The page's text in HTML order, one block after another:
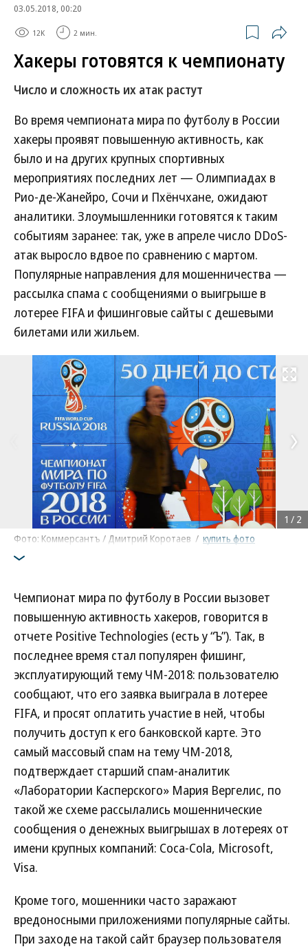
03.05.2018, 00:20
12K 2 мин.
Хакеры готовятся к чемпионату
Число и сложность их атак растут
Во время чемпионата мира по футболу в России
хакеры проявят повышенную активность, как
было и на других крупных спортивных
мероприятиях последних лет — Олимпиадах в
Рио-де-Жанейро, Сочи и Пхёнчхане, ожидают
аналитики. Злоумышленники готовятся к таким
событиям заранее: так, уже в апреле число DDoS-
атак выросло вдвое по сравнению с мартом.
Популярные направления для мошенничества —
рассылка спама с сообщениями о выигрыше в
лотерее FIFA и фишинговые сайты с дешевыми
билетами или жильем.
Развернуть
Фото: Коммерсантъ / Дмитрий Коротаев / купить фото
1 / 2
Чемпионат мира по футболу в России вызовет
повышенную активность хакеров, говорится в
отчете Positive Technologies (есть у “Ъ”). Так, в
последнее время стал популярен фишинг,
эксплуатирующий тему ЧМ-2018: пользователю
сообщают, что его заявка выиграла в лотерее
FIFA, и просят оплатить участие в ней, чтобы
получить доступ к его банковской карте. Это
самый массовый спам на тему ЧМ-2018,
подтверждает старший спам-аналитик
«Лаборатории Касперского» Мария Вергелис, по
такой же схеме рассылались мошеннические
сообщения о денежных выигрышах в лотереях от
имени крупных компаний: Coca-Cola, Microsoft,
Visa.
Кроме того, мошенники часто заражают
вредоносными приложениями популярные сайты.
При заходе на такой сайт браузер пользователя